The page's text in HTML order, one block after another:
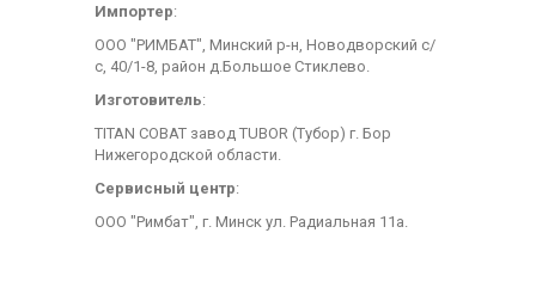
Импортер:
ООО "РИМБАТ", Минский р-н, Новодворский с/
с, 40/1-8, район д.Большое Стиклево.
Изготовитель:
TITAN COBAT завод TUBOR (Тубор) г. Бор
Нижегородской области.
Сервисный центр:
ООО "Римбат", г. Минск ул. Радиальная 11а.